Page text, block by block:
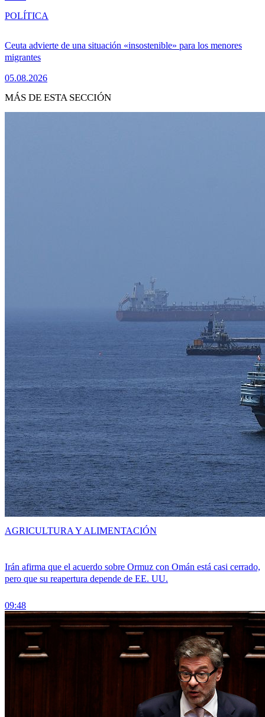
Ceuta advierte de una situación «insostenible» para los menores
migrantes
05.08.2026
POLÍTICA
MÁS DE ESTA SECCIÓN
Irán afirma que el acuerdo sobre Ormuz con Omán está casi cerrado,
pero que su reapertura depende de EE. UU.
09:48
AGRICULTURA Y ALIMENTACIÓN